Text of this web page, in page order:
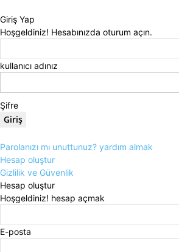
Giriş Yap
Hoşgeldiniz! Hesabınızda oturum açın.
kullanıcı adınız
Şifre
Parolanızı mı unuttunuz? yardım almak
Hesap oluştur
Gizlilik ve Güvenlik
Hesap oluştur
Hoşgeldiniz! hesap açmak
E-posta